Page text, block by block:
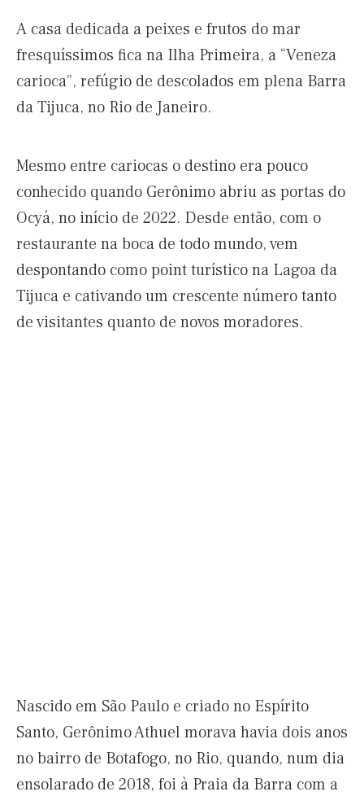
A casa dedicada a peixes e frutos do mar
fresquíssimos fica na Ilha Primeira, a “Veneza
carioca”, refúgio de descolados em plena Barra
da Tijuca, no Rio de Janeiro.
Mesmo entre cariocas o destino era pouco
conhecido quando Gerônimo abriu as portas do
Ocyá, no início de 2022. Desde então, com o
restaurante na boca de todo mundo, vem
despontando como point turístico na Lagoa da
Tijuca e cativando um crescente número tanto
de visitantes quanto de novos moradores.
Nascido em São Paulo e criado no Espírito
Santo, Gerônimo Athuel morava havia dois anos
no bairro de Botafogo, no Rio, quando, num dia
ensolarado de 2018, foi à Praia da Barra com a